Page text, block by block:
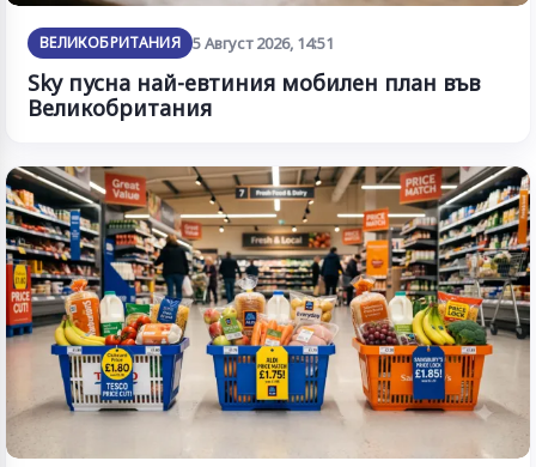
ВЕЛИКОБРИТАНИЯ 5 Август 2026, 14:51
Sky пусна най-евтиния мобилен план във
Великобритания